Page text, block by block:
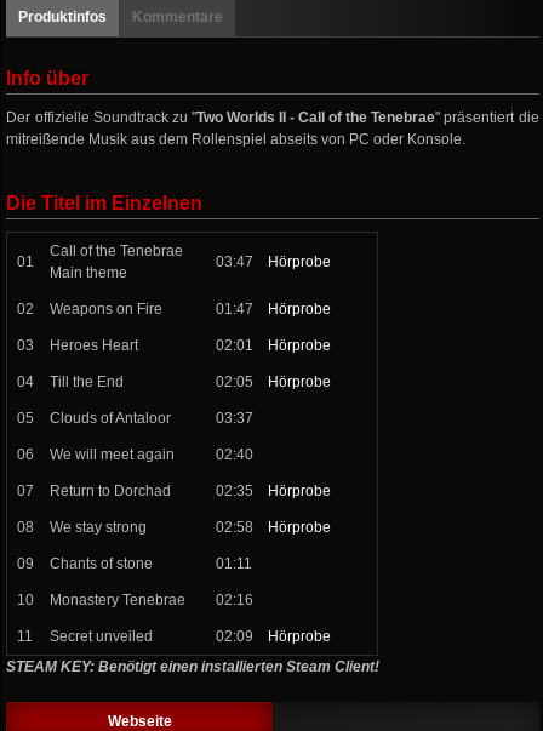
Produktinfos Kommentare
Info über
Der offizielle Soundtrack zu "Two Worlds II - Call of the Tenebrae" präsentiert die
mitreißende Musik aus dem Rollenspiel abseits von PC oder Konsole.
Die Titel im Einzelnen
01
Call of the Tenebrae
Main theme
03:47 Hörprobe
02 Weapons on Fire 01:47 Hörprobe
03 Heroes Heart 02:01 Hörprobe
04 Till the End 02:05 Hörprobe
05 Clouds of Antaloor 03:37
06 We will meet again 02:40
07 Return to Dorchad 02:35 Hörprobe
08 We stay strong 02:58 Hörprobe
09 Chants of stone 01:11
10 Monastery Tenebrae 02:16
11 Secret unveiled 02:09
Hörprobe
STEAM KEY: Benötigt einen installierten Steam Client!
Webseite